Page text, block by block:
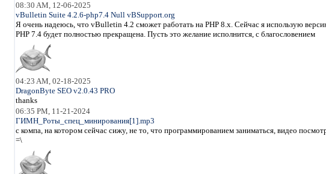
08:30 AM, 12-06-2025
vBulletin Suite 4.2.6-php7.4 Null vBSupport.org
Я очень надеюсь, что vBulletin 4.2 сможет работать на PHP 8.x. Сейчас я использую
PHP 7.4 будет полностью прекращена. Пусть это желание исполнится, с благословением
04:23 AM, 02-18-2025
DragonByte SEO v2.0.43 PRO
thanks
06:35 PM, 11-21-2024
ГИМН_Роты_спец_минирования[1].mp3
с компа, на котором сейчас сижу, не то, что программированием заниматься, видео
=\